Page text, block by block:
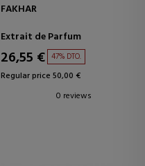
FAKHAR
Extrait de Parfum
26,55 € 47% DTO.
Regular price 50,00 €
0 reviews